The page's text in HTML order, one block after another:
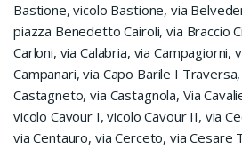
Bastione, vicolo Bastione, via
piazza Benedetto Cairoli, via Braccio
Carloni, via Calabria, via Campagiorni,
Campanari, via Capo Barile I Traversa,
Castagneto, via Castagnola, Via
vicolo Cavour I, vicolo Cavour II, via
via Centauro, via Cerceto, via Cesare